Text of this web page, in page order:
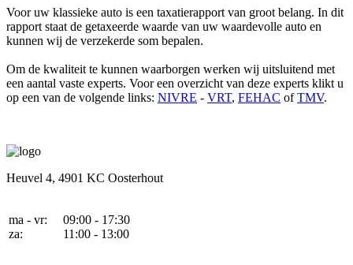
Voor uw klassieke auto is een taxatierapport van groot belang. In dit
rapport staat de getaxeerde waarde van uw waardevolle auto en
kunnen wij de verzekerde som bepalen.
Om de kwaliteit te kunnen waarborgen werken wij uitsluitend met
een aantal vaste experts. Voor een overzicht van deze experts klikt u
op een van de volgende links: NIVRE - VRT, FEHAC of TMV.
Heuvel 4, 4901 KC Oosterhout
ma - vr:
za:
09:00 - 17:30
11:00 - 13:00